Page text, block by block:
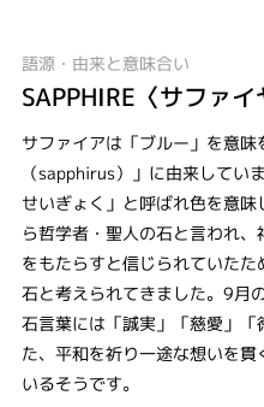
語源・由来と意味合い
SAPPHIRE〈サファイ
サファイアは「ブルー」を意
（sapphirus）」に由来してい
せいぎょく」と呼ばれ色を意
ら哲学者・聖人の石と言われ
をもたらすと信じられていた
石と考えられてきました。9月
石言葉には「誠実」「慈愛」
た、平和を祈り一途な想いを
いるそうです。